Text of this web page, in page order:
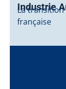
Industrie
La transition
française